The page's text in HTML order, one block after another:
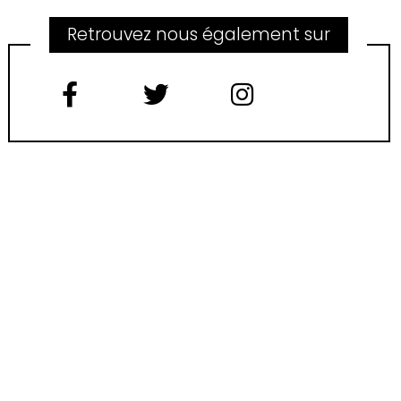
Retrouvez nous également sur